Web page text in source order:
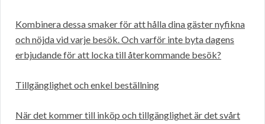
Kombinera dessa smaker för att hålla dina gäster nyfikna
och nöjda vid varje besök. Och varför inte byta dagens
erbjudande för att locka till återkommande besök?
Tillgänglighet och enkel beställning
När det kommer till inköp och tillgänglighet är det svårt